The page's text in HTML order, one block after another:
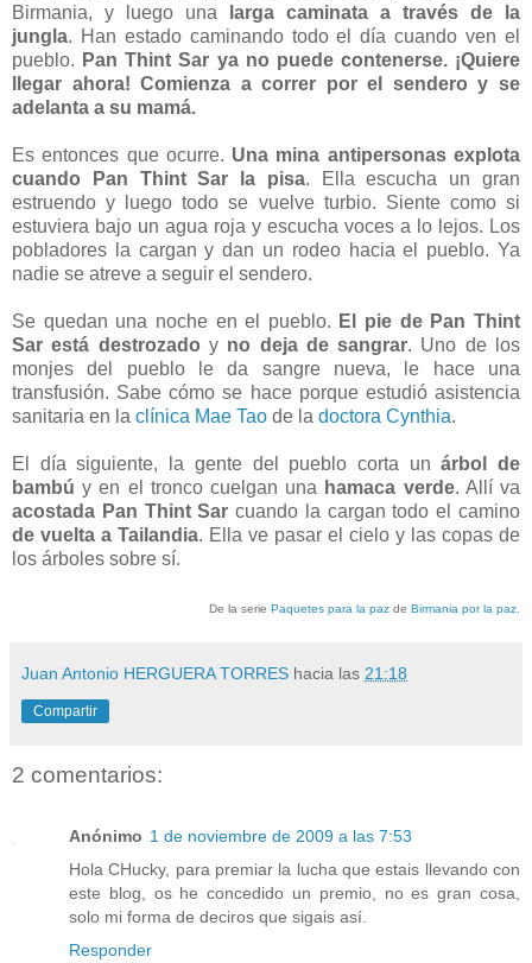
Birmania, y luego una
larga caminata a través de la
jungla. Han estado caminando todo el día cuando ven el
pueblo. Pan Thint Sar ya no puede contenerse. ¡Quiere
llegar ahora! Comienza a correr por el sendero y se
adelanta a su mamá.
Es entonces que ocurre. Una mina antipersonas explota
cuando Pan Thint Sar la pisa. Ella escucha un gran
estruendo y luego todo se vuelve turbio. Siente como si
estuviera bajo un agua roja y escucha voces a lo lejos. Los
pobladores la cargan y dan un rodeo hacia el pueblo. Ya
nadie se atreve a seguir el sendero.
Se quedan una noche en el pueblo. El pie de Pan Thint
Sar está destrozado y no deja de sangrar. Uno de los
monjes del pueblo le da sangre nueva, le hace una
transfusión. Sabe cómo se hace porque estudió asistencia
sanitaria en la clínica Mae Tao de la doctora Cynthia.
El día siguiente, la gente del pueblo corta unárbol de
bambú y en el tronco cuelgan una hamaca verde. Allí va
acostada Pan Thint Sar cuando la cargan todo el camino
de vuelta a Tailandia. Ella ve pasar el cielo y las copas de
los árboles sobre sí.
De la serie Paquetes para la paz de Birmania por la paz
Juan Antonio HERGUERA TORRES hacia las 21:18
Compartir
2 comentarios:
Anónimo 1 de noviembre de 2009 a las 7:53
Hola CHucky, para premiar la lucha que estais llevando con
este blog, os he concedido un premio, no es gran cosa,
solo mi forma de deciros que sigais así.
Responder